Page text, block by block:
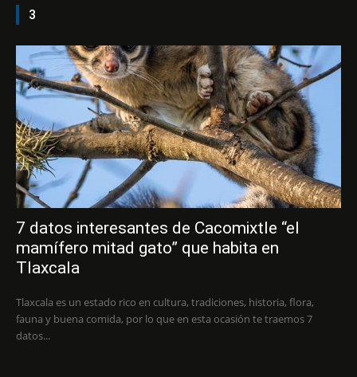
3
7 datos interesantes de Cacomixtle “el
mamífero mitad gato” que habita en
Tlaxcala
Tlaxcala es un estado rico en cultura, tradiciones, historia, flora,
fauna y buena comida, por lo que en esta ocasión te traemos 7
datos...